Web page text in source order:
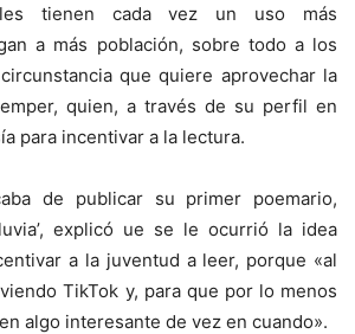
tienen cada vez un uso más
a más población, sobre todo a los
que quiere aprovechar la
quien, a través de su perfil en
para incentivar a la lectura.
de publicar su primer poemario,
explicó ue se le ocurrió la idea
a la juventud a leer, porque «al
TikTok y, para que por lo menos
algo interesante de vez en cuando».